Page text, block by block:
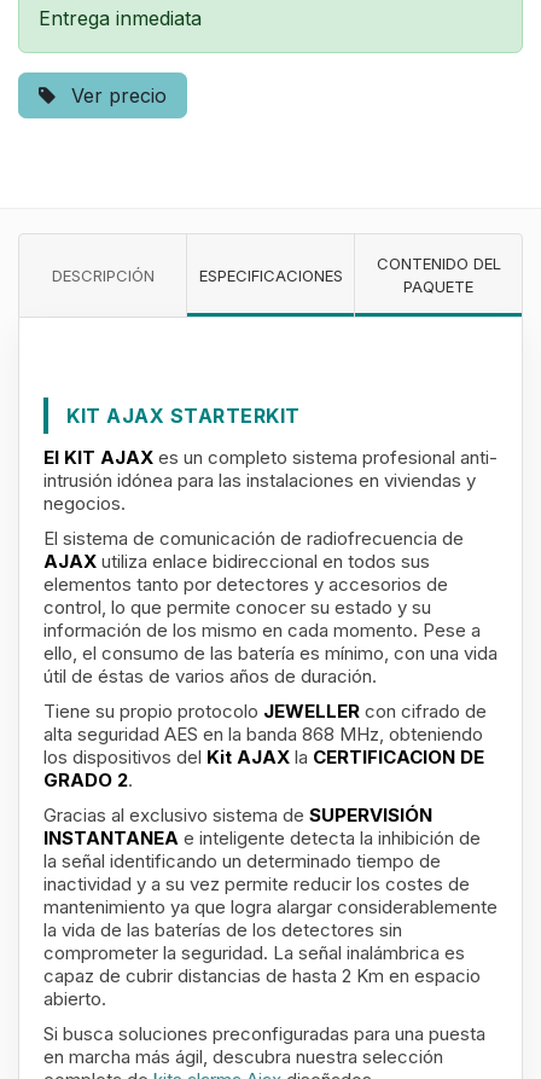
Entrega inmediata
Ver precio
DESCRIPCIÓN ESPECIFICACIONES
CONTENIDO DEL
PAQUETE
KIT AJAX STARTERKIT
El KIT AJAX es un completo sistema profesional anti-
intrusión idónea para las instalaciones en viviendas y
negocios.
El sistema de comunicación de radiofrecuencia de
AJAX utiliza enlace bidireccional en todos sus
elementos tanto por detectores y accesorios de
control, lo que permite conocer su estado y su
información de los mismo en cada momento. Pese a
ello, el consumo de las batería es mínimo, con una vida
útil de éstas de varios años de duración.
Tiene su propio protocolo JEWELLER con cifrado de
alta seguridad AES en la banda 868 MHz, obteniendo
los dispositivos del Kit AJAX la CERTIFICACION DE
GRADO 2.
Gracias al exclusivo sistema de SUPERVISIÓN
INSTANTANEA e inteligente detecta la inhibición de
la señal identificando un determinado tiempo de
inactividad y a su vez permite reducir los costes de
mantenimiento ya que logra alargar considerablemente
la vida de las baterías de los detectores sin
comprometer la seguridad. La señal inalámbrica es
capaz de cubrir distancias de hasta 2 Km en espacio
abierto.
Si busca soluciones preconfiguradas para una puesta
en marcha más ágil, descubra nuestra selección